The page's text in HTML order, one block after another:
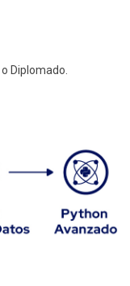
Diplomado.